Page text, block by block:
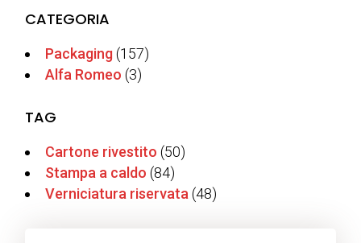
CATEGORIA
Packaging(157)
Alfa Romeo (3)
TAG
Cartone rivestito (50)
Stampa a caldo (84)
Verniciatura riservata (48)